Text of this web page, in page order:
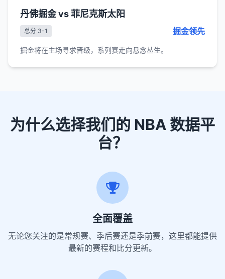
丹佛掘金 vs 菲尼克斯太阳
总分 3-1 掘金领先
掘金将在主场寻求晋级，系列赛走向悬念丛生。
为什么选择我们的 NBA 数据平
台？
全面覆盖
无论您关注的是常规赛、季后赛还是季前赛，这里都能提供
最新的赛程和比分更新。